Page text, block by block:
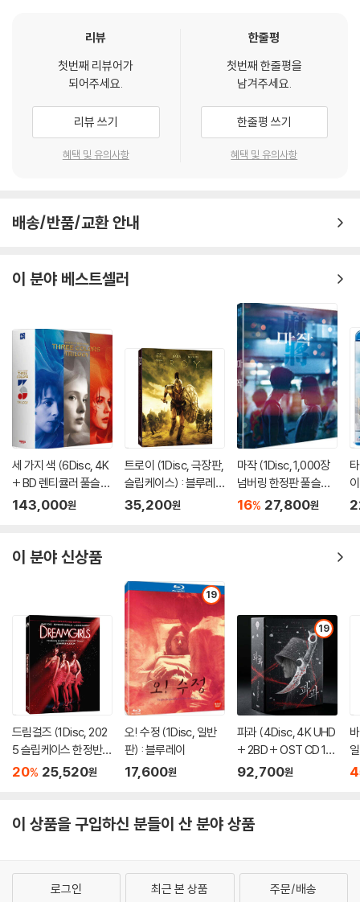
리뷰
첫번째 리뷰어가
되어주세요.
리뷰 쓰기
혜택 및 유의사항
한줄평
첫번째 한줄평을
남겨주세요.
한줄평 쓰기
혜택 및 유의사항
배송/반품/교환 안내
이 분야 베스트셀러
세 가지 색 (6Disc, 4K
+ BD 렌티큘러 풀슬립
트릴로지 박스 한정판)
143,000원
트로이 (1Disc, 극장판,
슬립케이스) : 블루레
이
35,200원
마작 (1Disc, 1,000장
넘버링 한정판 풀슬립)
: 블루레이
16% 27,800원
이
이 분야 신상품
드림걸즈 (1Disc, 202
5 슬립케이스 한정반 B
D) : 블루레이
20% 25,520원
19
오! 수정 (1Disc, 일반
판) : 블루레이
17,600원
19
파과 (4Disc, 4K UHD
+ 2BD + OST CD 15
00장 한정 스틸북 한정
92,700원
이 상품을 구입하신 분들이 산 분야 상품
로그인 최근 본 상품 주문/배송